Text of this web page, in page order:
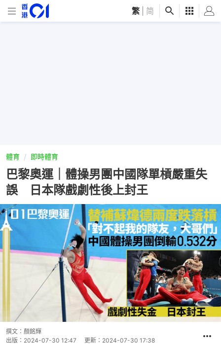
繁 简
體育 即時體育
巴黎奧運｜體操男團中國隊單槓嚴重失
誤 日本隊戲劇性後上封王
撰文： 顏銘輝
出版： 2024-07-30 12:47 更新： 2024-07-30 17:38